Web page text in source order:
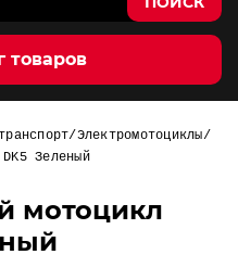
товаров
Электромотоциклы
Зеленый
мотоцикл